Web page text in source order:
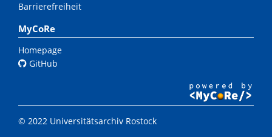
Barrierefreiheit
MyCoRe
Homepage
GitHub
© 2022 Universitätsarchiv Rostock